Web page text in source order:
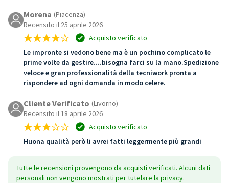
Morena (Piacenza)
Recensito il 25 aprile 2026
Acquisto verificato
Le impronte si vedono bene ma è un pochino complicato le
prime volte da gestire....bisogna farci su la mano.Spedizione
veloce e gran professionalità della tecniwork pronta a
rispondere ad ogni domanda in modo celere.
Cliente Verificato (Livorno)
Recensito il 18 aprile 2026
Acquisto verificato
Huona qualità però li avrei fatti leggermente più grandi
Tutte le recensioni provengono da acquisti verificati. Alcuni dati
personali non vengono mostrati per tutelare la privacy.